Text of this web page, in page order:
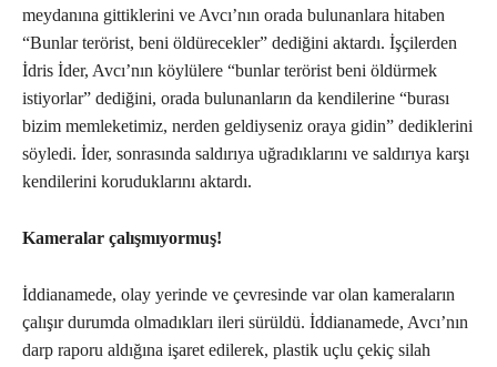
meydanına gittiklerini ve Avcı’nın orada bulunanlara hitaben
“Bunlar terörist, beni öldürecekler” dediğini aktardı. İşçilerden
İdris İder, Avcı’nın köylülere “bunlar terörist beni öldürmek
istiyorlar” dediğini, orada bulunanların da kendilerine “burası
bizim memleketimiz, nerden geldiyseniz oraya gidin” dediklerini
söyledi. İder, sonrasında saldırıya uğradıklarını ve saldırıya karşı
kendilerini koruduklarını aktardı.
Kameralar çalışmıyormuş!
İddianamede, olay yerinde ve çevresinde var olan kameraların
çalışır durumda olmadıkları ileri sürüldü. İddianamede, Avcı’nın
darp raporu aldığına işaret edilerek, plastik uçlu çekiç silah